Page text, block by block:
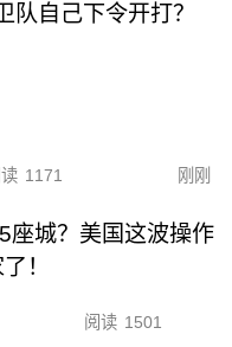
队自己下令开打？
1171 刚刚
座城？美国这波操作
！
阅读 1501